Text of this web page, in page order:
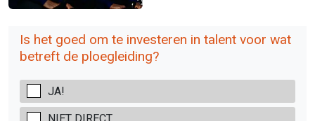
Is het goed om te investeren in talent voor wat
betreft de ploegleiding?
JA!